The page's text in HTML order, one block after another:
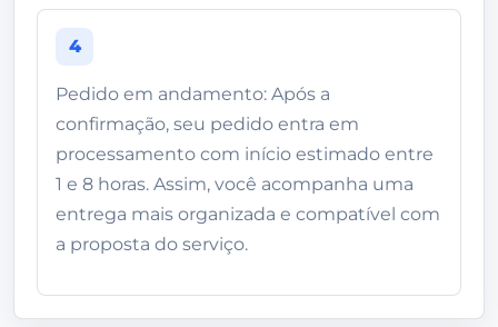
4
Pedido em andamento: Após a
confirmação, seu pedido entra em
processamento com início estimado entre
1 e 8 horas. Assim, você acompanha uma
entrega mais organizada e compatível com
a proposta do serviço.